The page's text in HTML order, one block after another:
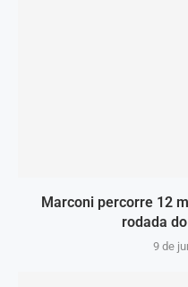
Marconi percorre 12
rodada
9 de